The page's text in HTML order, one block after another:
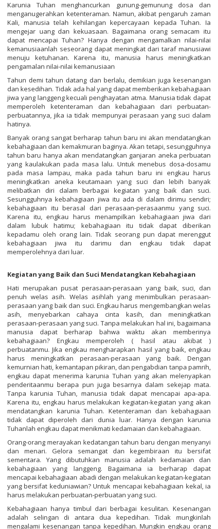
Karunia Tuhan menghancurkan gunung-gemunung dosa dan
menganugerahkan ketenteraman. Namun, akibat pengaruh zaman
Kali, manusia telah kehilangan kepercayaan kepada Tuhan. Ia
mengejar uang dan kekuasaan. Bagaimana orang semacam itu
dapat mencapai Tuhan? Hanya dengan mengamalkan nilai-nilai
kemanusiaanlah seseorang dapat meningkat dari taraf manusiawi
menuju ketuhanan. Karena itu, manusia harus meningkatkan
pengamalan nilai-nilai kemanusiaan
Tahun demi tahun datang dan berlalu, demikian juga kesenangan
dan kesedihan. Tidak ada hal yang dapat memberikan kebahagiaan
jiwa yang langgeng kecuali penghayatan atma. Manusia tidak dapat
memperoleh ketenteraman dan kebahagiaan dari perbuatan-
perbuatannya, jika ia tidak mempunyai perasaan yang suci dalam
hatinya.
Banyak orang sangat berharap tahun baru ini akan mendatangkan
kebahagiaan dan kemakmuran baginya. Akan tetapi, sesungguhnya
tahun baru hanya akan mendatangkan ganjaran aneka perbuatan
yang kaulakukan pada masa lalu. Untuk menebus dosa-dosamu
pada masa lampau, maka pada tahun baru ini engkau harus
meningkatkan aneka keutamaan yang suci dan lebih banyak
melibatkan diri dalam berbagai kegiatan yang baik dan suci.
Sesungguhnya kebahagiaan jiwa itu ada di dalam dirimu sendiri;
kebahagiaan itu berasal dari perasaan-perasaanmu yang suci.
Karena itu, engkau harus menampilkan kebahagiaan jiwa dari
dalam lubuk hatimu; kebahagiaan itu tidak dapat diberikan
kepadamu oleh orang lain. Tidak seorang pun dapat merenggut
kebahagiaan jiwa itu darimu dan engkau tidak dapat
memperolehnya dari luar.
Kegiatan yang Baik dan Suci Mendatangkan Kebahagiaan
Hati merupakan pusat perasaan-perasaan yang baik, suci, dan
penuh welas asih. Welas asihlah yang menimbulkan perasaan-
perasaan yang baik dan suci. Engkau harus mengembangkan welas
asih, menyebarkan cahaya cinta kasih, dan meningkatkan
perasaan-perasaan yang suci. Tanpa melakukan hal ini, bagaimana
manusia dapat berharap bahwa waktu akan memberinya
kebahagiaan? Engkau memperoleh ( hasil atau akibat )
perbuatanmu. Jika engkau mengharapkan hasil yang baik, engkau
harus meningkatkan perasaan-perasaan yang baik. Dengan
kemurnian hati, kemantapan pikiran, dan pengabdian tanpa pamrih,
engkau dapat menerima karunia Tuhan yang akan melenyapkan
penderitaanmu berapa pun juga besarnya dalam sekejap mata.
Tanpa karunia Tuhan, manusia tidak dapat mencapai apa-apa.
Karena itu, engkau harus melakukan kegiatan-kegiatan yang akan
mendatangkan karunia Tuhan. Ketenteraman dan kebahagiaan
tidak dapat diperoleh dari dunia luar. Hanya dengan karunia
Tuhanlah engkau dapat menikmati kedamaian dan kebahagiaan.
Orang-orang merayakan kedatangan tahun baru dengan menyanyi
dan menari. Gelora semangat dan kegembiraan itu bersifat
sementara. Yang dibutuhkan manusia adalah kedamaian dan
kebahagiaan yang langgeng. Bagaimana ia berharap dapat
mencapai kebahagiaan abadi dengan melakukan kegiatan-kegiatan
yang bersifat keduniawian? Untuk mencapai kebahagiaan kekal, ia
harus melakukan perbuatan-perbuatan yang suci.
Kebahagiaan hanya timbul dari berbagai kesulitan. Kesenangan
adalah selingan di antara dua kepedihan. Tidak mungkinlah
mengalami kesenangan tanpa kepedihan. Mungkin engkau orang